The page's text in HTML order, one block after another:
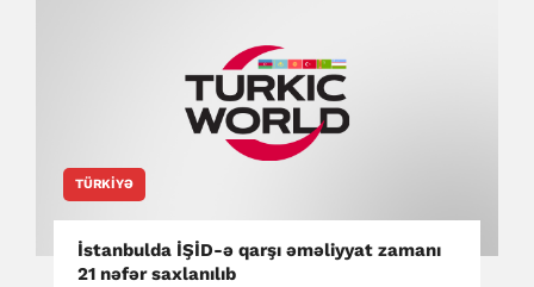
TÜRKIYƏ
İstanbulda İŞİD-ə qarşı əməliyyat zamanı
21 nəfər saxlanılıb